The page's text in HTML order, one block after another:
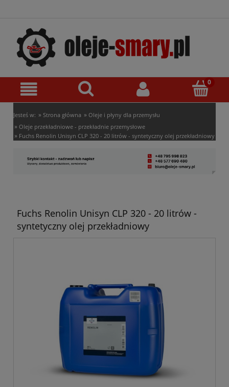
Jesteś w: » Strona główna » Oleje i płyny dla przemysłu
» Oleje przekładniowe - przekładnie przemysłowe
» Fuchs Renolin Unisyn CLP 320 - 20 litrów - syntetyczny olej przekładniowy
Fuchs Renolin Unisyn CLP 320 - 20 litrów -
syntetyczny olej przekładniowy